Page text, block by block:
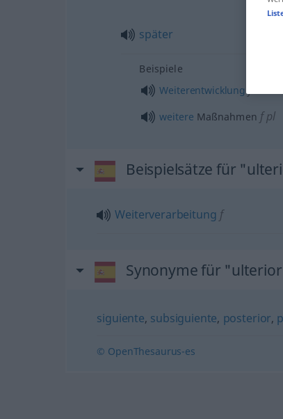
später
Beispiele
Weiterentwicklungf
weitere Maßnahmen fpl
Beispielsätze für
Weiterverarbeitung f
Synonyme für
siguiente, subsiguiente, posterior,
© OpenThesaurus-es